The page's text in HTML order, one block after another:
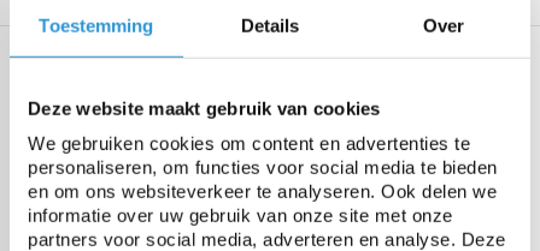
Toestemming Details Over
Deze website maakt gebruik van cookies
We gebruiken cookies om content en advertenties te
personaliseren, om functies voor social media te bieden
en om ons websiteverkeer te analyseren. Ook delen we
informatie over uw gebruik van onze site met onze
partners voor social media, adverteren en analyse. Deze
Spécifications
Vragen over dit product:
Start chat